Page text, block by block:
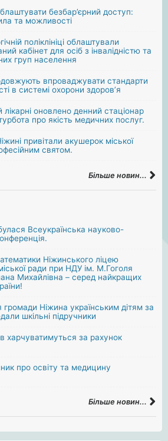
безбар’єрний доступ:
та можливості
поліклініці облаштували
кабінет для осіб з інвалідністю та
груп населення
впроваджувати стандарти
в системі охорони здоров’я
лікарні оновлено денний стаціонар
турбота про якість медичних послуг.
привітали акушерок міської
святом.
Більше новин...
Всеукраїнська науково-
Ніжинського ліцею
ради при НДУ ім. М.Гоголя
Михайлівна – серед найкращих
Ніжина українським дітям за
шкільні підручники
харчуватимуться за рахунок
про освіту та медицину
Більше новин...